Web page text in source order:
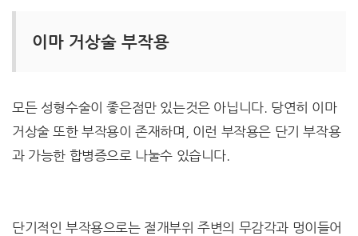
이마 거상술 부작용
모든 성형수술이 좋은점만 있는것은 아닙니다. 당연히 이마
거상술 또한 부작용이 존재하며, 이런 부작용은 단기 부작용
과 가능한 합병증으로 나눌수 있습니다.
단기적인 부작용으로는 절개부위 주변의 무감각과 멍이들어